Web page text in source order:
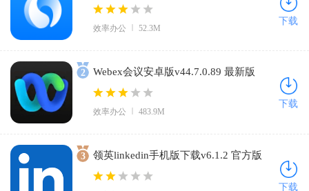
效率办公 52.3M
下载
2 Webex会议安卓版v44.7.0.89 最新版
效率办公 483.9M
下载
3 领英linkedin手机版下载v6.1.2 官方版
下载